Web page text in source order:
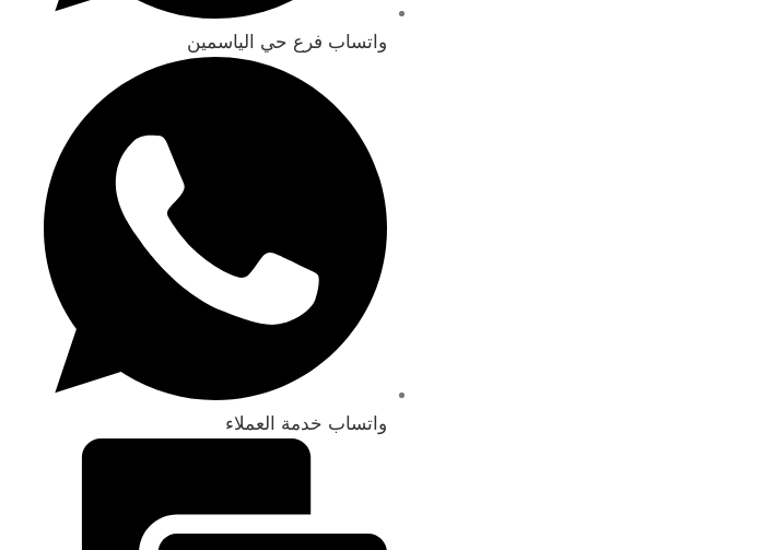
واتساب فرع حي الياسمين
واتساب خدمة العملاء